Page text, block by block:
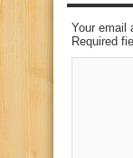
Your email
Required